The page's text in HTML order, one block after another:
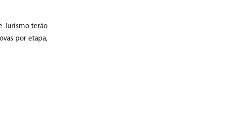
Turismo terão
por etapa,